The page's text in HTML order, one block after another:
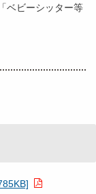
ベビーシッター等